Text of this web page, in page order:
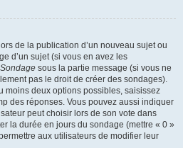
de la publication d’un nouveau sujet ou
d’un sujet (si vous en avez les
Sondage sous la partie message (si vous ne
pas le droit de créer des sondages).
moins deux options possibles, saisissez
des réponses. Vous pouvez aussi indiquer
peut choisir lors de son vote dans
la durée en jours du sondage (mettre « 0 »
aux utilisateurs de modifier leur